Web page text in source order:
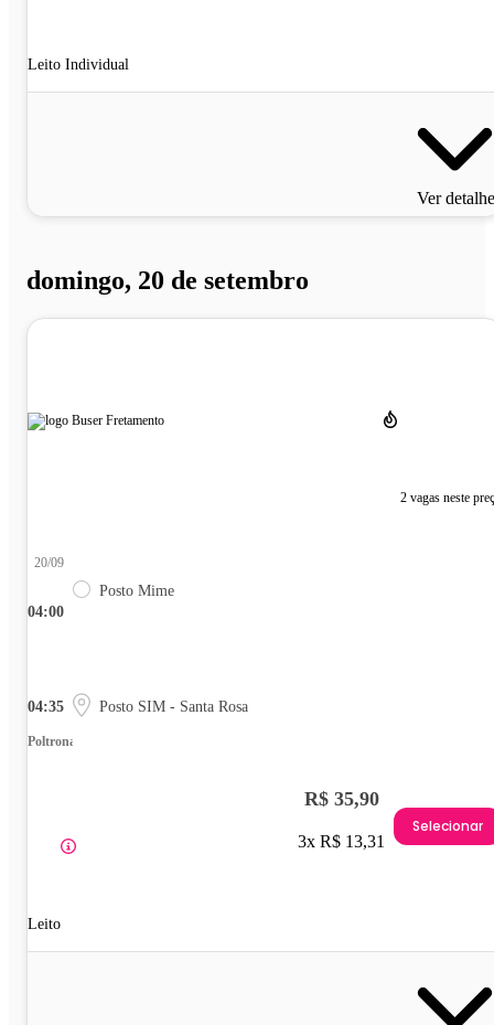
Leito Individual
Ver
domingo, 20 de setembro
2 vagas neste
04:00
20/09
Posto Mime
04:35 Posto SIM - Santa Rosa
Poltrona
Leito
R$ 35,90
3x R$ 13,31
Selecionar